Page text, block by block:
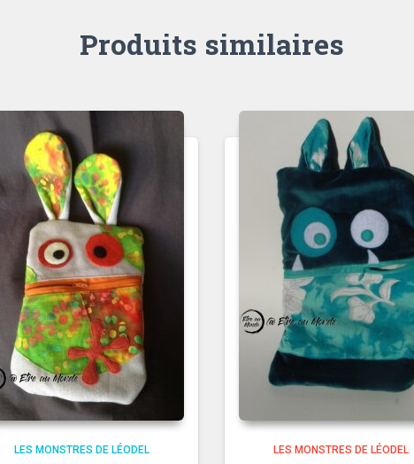
Produits similaires
LES MONSTRES DE LÉODEL LES MONSTRES DE LÉODEL